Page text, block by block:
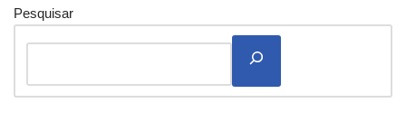
Pesquisar